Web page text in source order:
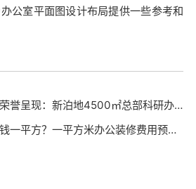
公室平面图设计布局提供一些参考和
上一篇：上海天太空间荣誉呈现：新泊地4500㎡总部科研办公一体化空间圆满交付
下一篇：办公装修多少钱一平方？一平方米办公装修费用预算及相关因素分析